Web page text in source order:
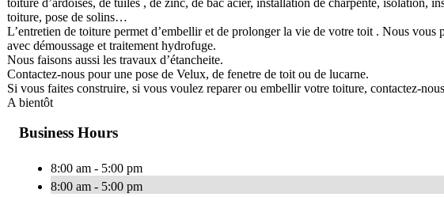
toiture, pose de solins…
L’entretien de toiture permet d’embellir et de prolonger la vie de votre toit . Nous vous
avec démoussage et traitement hydrofuge.
Nous faisons aussi les travaux d’étancheite.
Contactez-nous pour une pose de Velux, de fenetre de toit ou de lucarne.
Si vous faites construire, si vous voulez reparer ou embellir votre toiture, contactez-
A bientôt
Business Hours
8:00 am - 5:00 pm
8:00 am - 5:00 pm